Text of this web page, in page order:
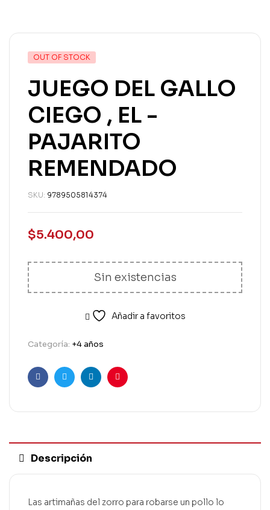
OUT OF STOCK
JUEGO DEL GALLO
CIEGO , EL -
PAJARITO
REMENDADO
SKU: 9789505814374
$5.400,00
Sin existencias
Añadir a favoritos
Categoría: +4 años
FacebookTwitterLinkedinPinterest
Descripción
Las artimañas del zorro para robarse un pollo lo